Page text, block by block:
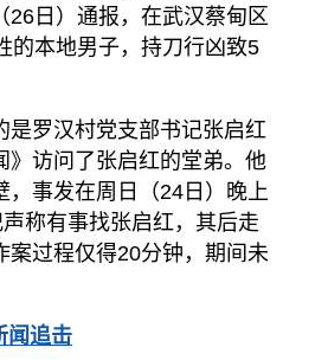
26日）通报，在武汉蔡甸区
的本地男子，持刀行凶致5
是罗汉村党支部书记张启红
》访问了张启红的堂弟。他
，事发在周日（24日）晚上
称有事找张启红，其后走
案过程仅得20分钟，期间未
闻追击